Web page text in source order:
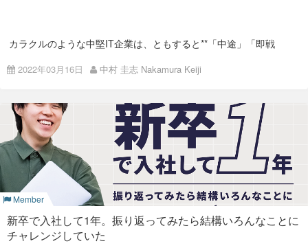
ため入社式も、オフィスにいる人と会社にいる人を繋ぐ
Welcome to Colorkrew!
まず最初は、代表の中村から入社する2人に向けてのメッセー
ジです。
What Colorkrew provides you
Expectation to new graduates
これらの3つの観点から語られました。その様子はYouTube動
画にもまとめているので、ぜひご覧ください！
カラクルのような中堅IT企業は、ともすると**「中途」「即戦
力」**採用がほとんどになりがちです。
実際にカラクルも新しい人の８割方は中途入社ですし、新卒は
それでも、カラクルは新卒採用を継続していきます。それはな
ぜか。
大手が新卒採用を、採用のメ
インにする理由
僕自身は最初に入った会社が、完全に新卒採用中心の会社でし
た。1990年代のことではありますが、同期も70人くらいいま
2022年03月16日 中村 圭志 Nakamura Keiji
Member
新卒で入社して1年。振り返ってみたら結構いろんなことに
チャレンジしていた